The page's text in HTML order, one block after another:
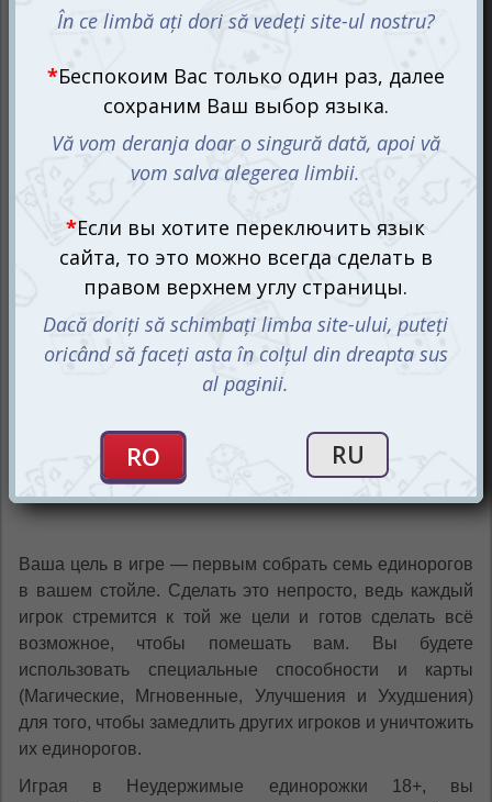
Неудержимые единорожки 18+ — это стратегическая
сливаются в одном невероятном коктейле. Готовы ли
вы собрать свою армию мифических существ и
устроить им настоящую битву?
Сражение за ваше стойло
Ваша цель в игре — первым собрать семь единорогов
в вашем стойле. Сделать это непросто, ведь каждый
игрок стремится к той же цели и готов сделать всё
возможное, чтобы помешать вам. Вы будете
использовать специальные способности и карты
(Магические, Мгновенные, Улучшения и Ухудшения)
для того, чтобы замедлить других игроков и уничтожить
их единорогов.
Играя в Неудержимые единорожки 18+, вы